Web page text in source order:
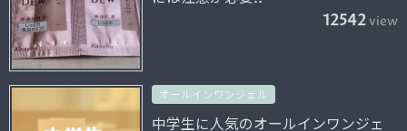
12542view
オールインワンジェル
中学生に人気のオールインワンジェ